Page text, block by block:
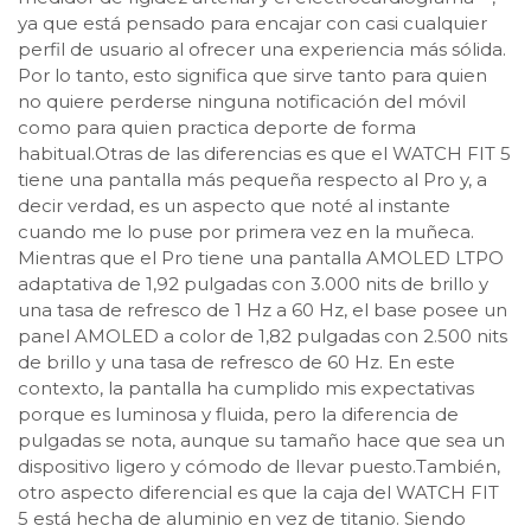
ya que está pensado para encajar con casi cualquier
perfil de usuario al ofrecer una experiencia más sólida.
Por lo tanto, esto significa que sirve tanto para quien
no quiere perderse ninguna notificación del móvil
como para quien practica deporte de forma
habitual.Otras de las diferencias es que el WATCH FIT 5
tiene una pantalla más pequeña respecto al Pro y, a
decir verdad, es un aspecto que noté al instante
cuando me lo puse por primera vez en la muñeca.
Mientras que el Pro tiene una pantalla AMOLED LTPO
adaptativa de 1,92 pulgadas con 3.000 nits de brillo y
una tasa de refresco de 1 Hz a 60 Hz, el base posee un
panel AMOLED a color de 1,82 pulgadas con 2.500 nits
de brillo y una tasa de refresco de 60 Hz. En este
contexto, la pantalla ha cumplido mis expectativas
porque es luminosa y fluida, pero la diferencia de
pulgadas se nota, aunque su tamaño hace que sea un
dispositivo ligero y cómodo de llevar puesto.También,
otro aspecto diferencial es que la caja del WATCH FIT
5 está hecha de aluminio en vez de titanio. Siendo